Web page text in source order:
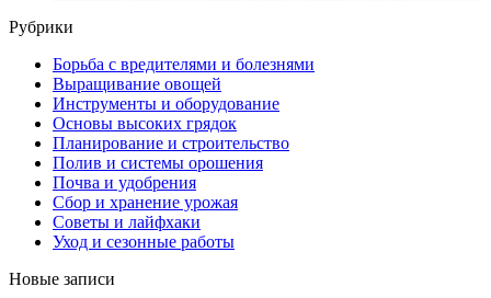
Рубрики
Борьба с вредителями и болезнями
Выращивание овощей
Инструменты и оборудование
Основы высоких грядок
Планирование и строительство
Полив и системы орошения
Почва и удобрения
Сбор и хранение урожая
Советы и лайфхаки
Уход и сезонные работы
Новые записи